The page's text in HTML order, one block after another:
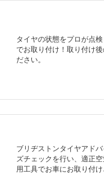
タイヤの状態をプロが点
でお取り付け！取り付け後
ださい。
ブリヂストンタイヤアド
ズチェックを行い、適正
用工具でお車にお取り付